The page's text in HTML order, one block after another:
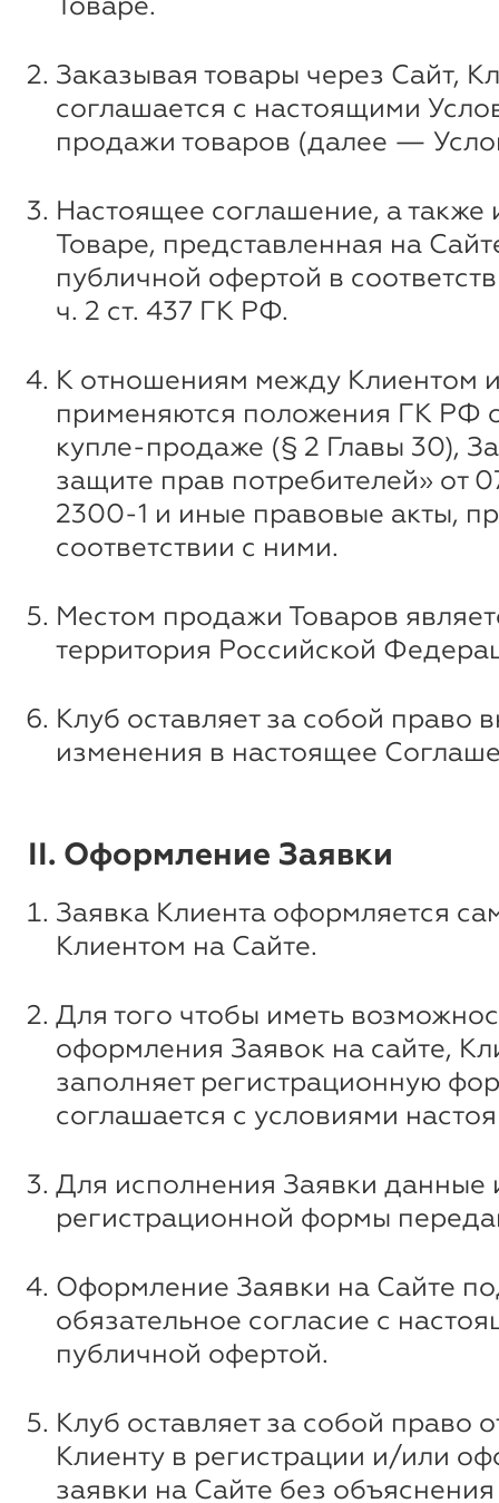
Заказывая товары через Сайт,
соглашается с настоящими
продажи товаров (далее —
Настоящее соглашение, а
Товаре, представленная на
публичной офертой в
ч. 2 ст. 437 ГК РФ.
К отношениям между Клиентом
применяются положения ГК РФ
купле-продаже (§ 2 Главы 30),
защите прав потребителей» от
2300-1 и иные правовые акты,
соответствии с ними.
Местом продажи Товаров
территория Российской
Клуб оставляет за собой право
изменения в настоящее
II. Оформление Заявки
Заявка Клиента оформляется
Клиентом на Сайте.
Для того чтобы иметь
оформления Заявок на сайте,
заполняет регистрационную
соглашается с условиями
Для исполнения Заявки данные
регистрационной формы
Оформление Заявки на Сайте
обязательное согласие с
публичной офертой.
Клуб оставляет за собой право
Клиенту в регистрации и/или
заявки на Сайте без